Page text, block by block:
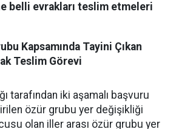
belli evrakları teslim etmeleri
Kapsamında Tayini Çıkan
Teslim Görevi
tarafından iki aşamalı başvuru
özür grubu yer değişikliği
olan iller arası özür grubu yer